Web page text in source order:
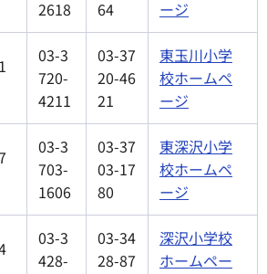
2618
64
ージ
03-3
720-
4211
03-37
20-46
21
東玉川小学
校ホームペ
ージ
03-3
703-
1606
03-37
03-17
80
東深沢小学
校ホームペ
ージ
03-3
428-
03-34
28-87
深沢小学校
ホームペー